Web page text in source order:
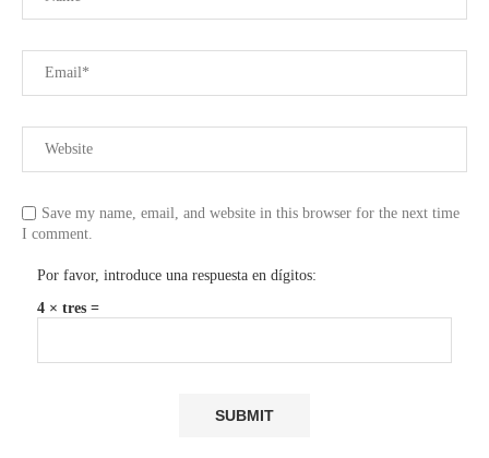
Save my name, email, and website in this browser for the next time
I comment.
Por favor, introduce una respuesta en dígitos:
4 × tres =